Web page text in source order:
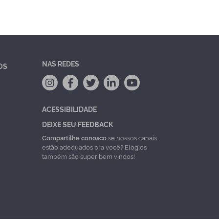
NAS REDES
ACESSIBILIDADE
DEIXE SEU FEEDBACK
Compartilhe conoscose nossos canais
estão adequados pra você? Elogios
também são super bem vindos!